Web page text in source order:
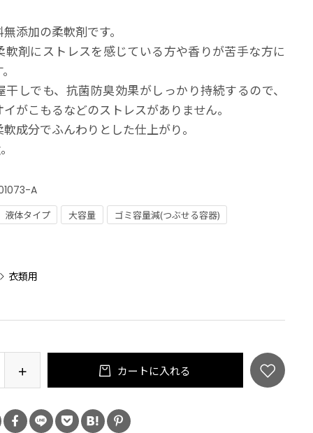
添加の柔軟剤です。
軟剤にストレスを感じている方や香りが苦手な方に
しでも、抗菌防臭効果がしっかり持続するので、
がこもるなどのストレスがありません。
成分でふんわりとした仕上がり。
A
液体タイプ 大容量 ゴミ容量減(つぶせる容器)
衣類用
カートに入れる